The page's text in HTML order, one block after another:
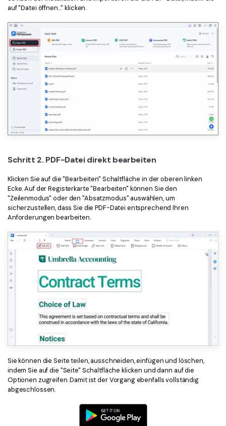
auf "Datei öffnen..." klicken.
Schritt 2. PDF-Datei direkt bearbeiten
Klicken Sie auf die "Bearbeiten" Schaltfläche in der oberen linken
Ecke. Auf der Registerkarte "Bearbeiten" können Sie den
"Zeilenmodus" oder den "Absatzmodus" auswählen, um
sicherzustellen, dass Sie die PDF-Datei entsprechend Ihren
Anforderungen bearbeiten.
Sie können die Seite teilen, ausschneiden, einfügen und löschen,
indem Sie auf die "Seite" Schaltfläche klicken und dann auf die
Optionen zugreifen. Damit ist der Vorgang ebenfalls vollständig
abgeschlossen.